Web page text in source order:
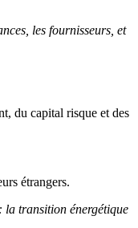
les fournisseurs, et
du capital risque et des
étrangers.
la transition énergétique